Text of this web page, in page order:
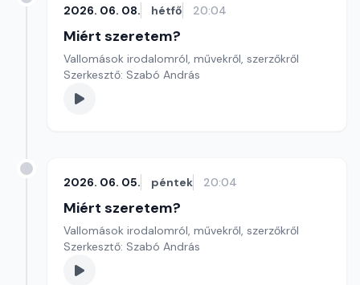
2026. 06. 08. hétfő 20:04
Miért szeretem?
Vallomások irodalomról, művekről, szerzőkről
Szerkesztő: Szabó András
2026. 06. 05. péntek 20:04
Miért szeretem?
Vallomások irodalomról, művekről, szerzőkről
Szerkesztő: Szabó András